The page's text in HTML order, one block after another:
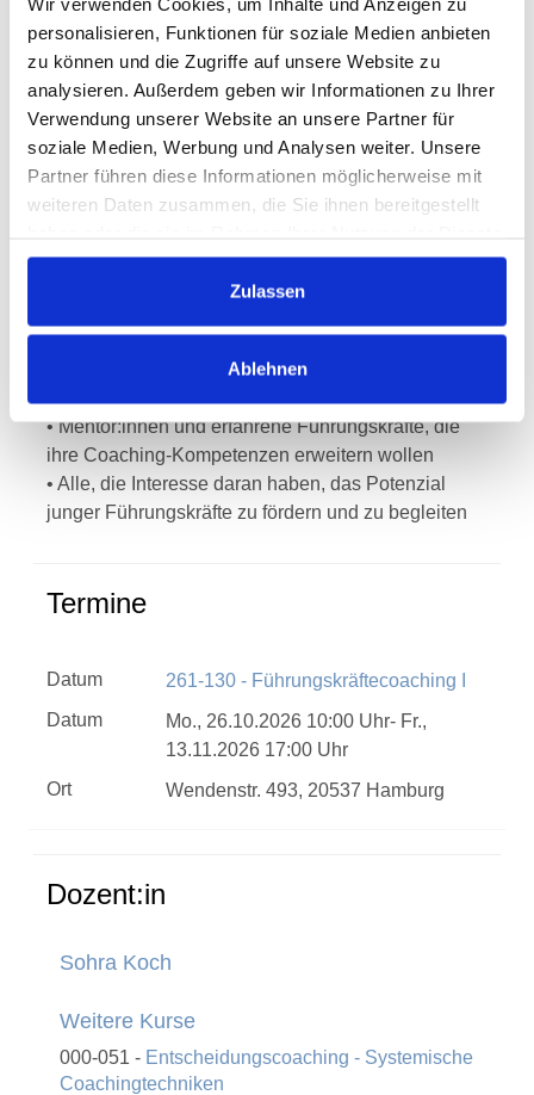
personalisieren, Funktionen für soziale Medien anbieten
zu können und die Zugriffe auf unsere Website zu
analysieren. Außerdem geben wir Informationen zu Ihrer
Verwendung unserer Website an unsere Partner für
soziale Medien, Werbung und Analysen weiter. Unsere
Partner führen diese Informationen möglicherweise mit
weiteren Daten zusammen, die Sie ihnen bereitgestellt
gesammelt haben.
Zulassen
Ablehnen
Ziele
Vermittlung systemischer Coachingtechniken für die
Begleitung junger Führungskräfte.
Zielgruppe
• Führungskräfte, die junge Talente in ihrer neuen
• Coaches und Trainer:innen, die sich auf die
Entwicklung von Nachwuchsführungskräften
• Personalentwickler:innen und HR-Professionals,
die systemische Coachingansätze kennenlernen
• Mentor:innen und erfahrene Führungskräfte, die
ihre Coaching-Kompetenzen erweitern wollen
• Alle, die Interesse daran haben, das Potenzial
junger Führungskräfte zu fördern und zu begleiten
Termine
Datum
261-130 - Führungskräftecoaching I
Datum
Mo., 26.10.2026 10:00 Uhr- Fr.,
13.11.2026 17:00 Uhr
Ort
Wendenstr. 493, 20537 Hamburg
Dozent:in
Sohra Koch
Weitere Kurse
000-051 - Entscheidungscoaching - Systemische
Coachingtechniken